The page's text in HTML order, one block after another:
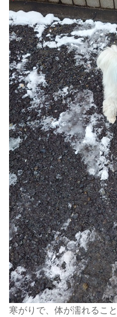
寒がりで、体が濡れるこ